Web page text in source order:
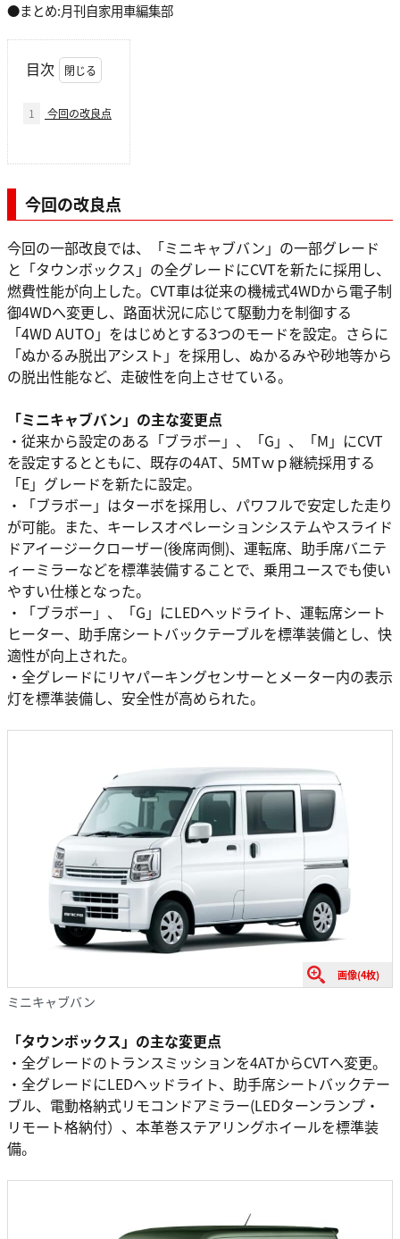
●まとめ:月刊自家用車編集部
目次
1 今回の改良点
今回の改良点
今回の一部改良では、「ミニキャブバン」の一部グレード
と「タウンボックス」の全グレードにCVTを新たに採用し、
燃費性能が向上した。CVT車は従来の機械式4WDから電子制
御4WDへ変更し、路面状況に応じて駆動力を制御する
「4WD AUTO」をはじめとする3つのモードを設定。さらに
「ぬかるみ脱出アシスト」を採用し、ぬかるみや砂地等から
の脱出性能など、走破性を向上させている。
「ミニキャブバン」の主な変更点
・従来から設定のある「ブラボー」、「G」、「M」にCVT
を設定するとともに、既存の4AT、5MTｗｐ継続採用する
「E」グレードを新たに設定。
・「ブラボー」はターボを採用し、パワフルで安定した走り
が可能。また、キーレスオペレーションシステムやスライド
ドアイージークローザー(後席両側)、運転席、助手席バニテ
ィーミラーなどを標準装備することで、乗用ユースでも使い
やすい仕様となった。
・「ブラボー」、「G」にLEDヘッドライト、運転席シート
ヒーター、助手席シートバックテーブルを標準装備とし、快
適性が向上された。
・全グレードにリヤパーキングセンサーとメーター内の表示
灯を標準装備し、安全性が高められた。
画像(4枚)
ミニキャブバン
「タウンボックス」の主な変更点
・全グレードのトランスミッションを4ATからCVTへ変更。
・全グレードにLEDヘッドライト、助手席シートバックテー
ブル、電動格納式リモコンドアミラー(LEDターンランプ・
リモート格納付）、本革巻ステアリングホイールを標準装
備。